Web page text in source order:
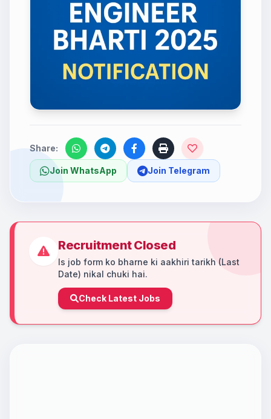
Share:
Join WhatsApp Join Telegram
Recruitment Closed
Is job form ko bharne ki aakhiri tarikh (Last
Date) nikal chuki hai.
Check Latest Jobs